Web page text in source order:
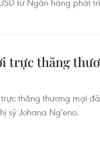
từ Ngân hàng phát
trực thăng
thăng thương mại
sỹ Johana Ng'eno.